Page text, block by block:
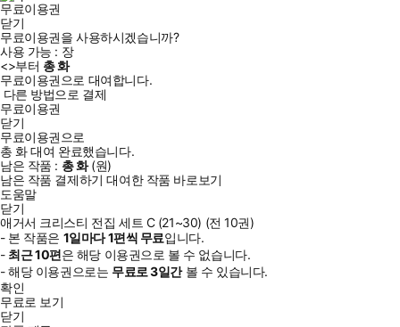
무료이용권
닫기
무료이용권을 사용하시겠습니까?
사용 가능 : 장
<>부터 총화
무료이용권으로 대여합니다.
다른 방법으로 결제
무료이용권
닫기
무료이용권으로
총화대여 완료했습니다.
남은 작품 : 총화(원)
남은 작품 결제하기 대여한 작품 바로보기
도움말
닫기
애거서 크리스티 전집 세트 C (21~30) (전 10권)
- 본 작품은 1일마다1편씩 무료입니다.
- 최근10편은 해당 이용권으로 볼 수 없습니다.
- 해당 이용권으로는 무료로3일간볼 수 있습니다.
확인
무료로 보기
닫기